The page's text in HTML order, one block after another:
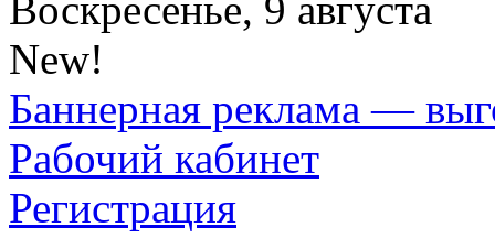
Воскресенье, 9 августа
New!
Баннерная реклама —
Рабочий кабинет
Регистрация